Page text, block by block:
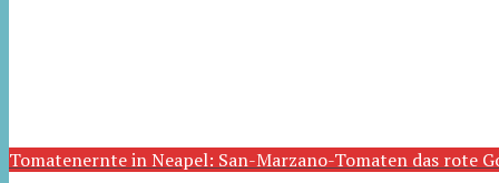
Tomatenernte in Neapel: San-Marzano-Tomaten das rote